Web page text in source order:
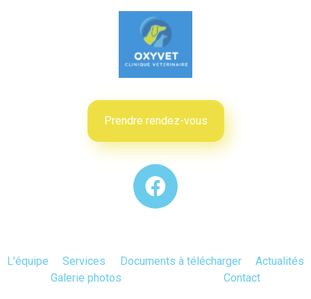
Prendre rendez-vous
L'équipe Services Documents à télécharger
Actualités
Galerie photos
Contact